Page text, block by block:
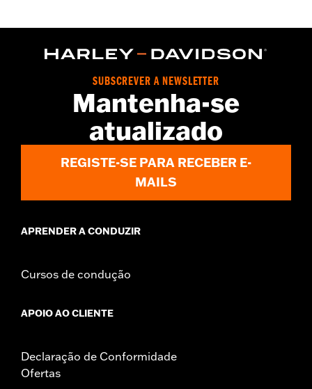
SUBSCREVER A NEWSLETTER
Mantenha-se
atualizado
REGISTE-SE PARA RECEBER E-
MAILS
APRENDER A CONDUZIR
Cursos de condução
APOIO AO CLIENTE
Declaração de Conformidade
Ofertas